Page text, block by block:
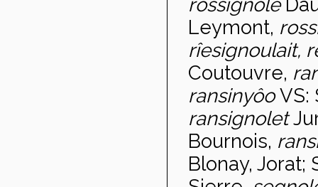
Leymont,
rîesignoulait,
Coutouvre,
ransinyôoVS:
ransignolet
Bournois,
Blonay, Jorat;